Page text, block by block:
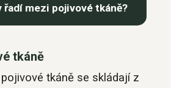
řadí mezi pojivové tkáně?
tkáně
tkáně se skládají z